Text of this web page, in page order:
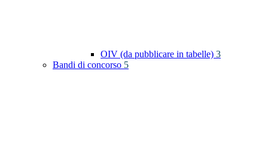
OIV (da pubblicare in tabelle) 3
Bandi di concorso 5